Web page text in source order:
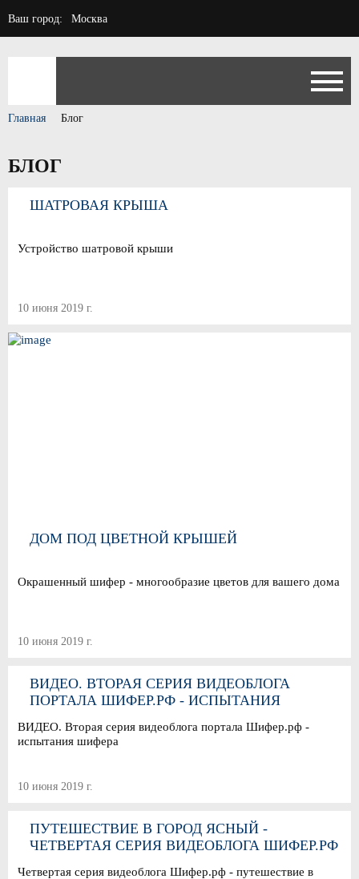
Ваш город: Москва
Главная Блог
БЛОГ
ШАТРОВАЯ КРЫША
Устройство шатровой крыши
10 июня 2019 г.
ДОМ ПОД ЦВЕТНОЙ КРЫШЕЙ
Окрашенный шифер - многообразие цветов для вашего дома
10 июня 2019 г.
ВИДЕО. ВТОРАЯ СЕРИЯ ВИДЕОБЛОГА
ПОРТАЛА ШИФЕР.РФ - ИСПЫТАНИЯ
ВИДЕО. Вторая серия видеоблога портала Шифер.рф -
испытания шифера
10 июня 2019 г.
ПУТЕШЕСТВИЕ В ГОРОД ЯСНЫЙ -
ЧЕТВЕРТАЯ СЕРИЯ ВИДЕОБЛОГА ШИФЕР.РФ
Четвертая серия видеоблога Шифер.рф - путешествие в